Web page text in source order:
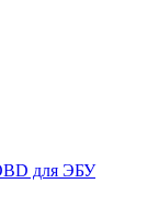
для ЭБУ